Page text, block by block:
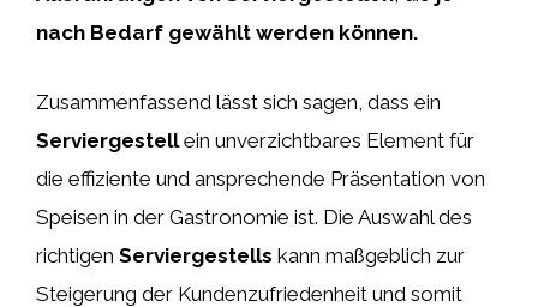
nach Bedarf gewählt werden können.
Zusammenfassend lässt sich sagen, dass ein
Serviergestellein unverzichtbares Element für
die effiziente und ansprechende Präsentation von
Speisen in der Gastronomie ist. Die Auswahl des
richtigen Serviergestells kann maßgeblich zur
Steigerung der Kundenzufriedenheit und somit